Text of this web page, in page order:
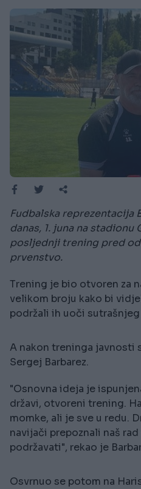
Fudbalska reprezentacija
danas, 1. juna na stadionu
posljednji trening pred
prvenstvo.
Trening je bio otvoren za
velikom broju kako bi
podržali ih uoči sutrašnjeg
A nakon treninga javnosti
Sergej Barbarez.
"Osnovna ideja je
državi, otvoreni trening.
momke, ali je sve u redu.
navijači prepoznali naš
podržavati", rekao je
Osvrnuo se potom na